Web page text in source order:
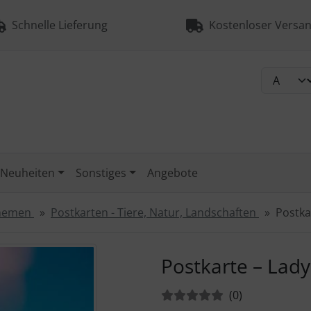
Schnelle Lieferung Kostenloser
Neuheiten Sonstiges Angebote
Postkarten - Tiere, Natur, Landschaften
Postkarte –
Bewertungen:(0Bewertungen
)
" und "Vor-Button" nutzen, um zwischen den Bildern